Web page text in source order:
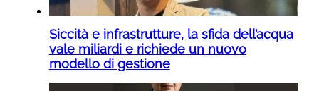
Siccità e infrastrutture, la sfida dell’acqua
vale miliardi e richiede un nuovo
modello di gestione